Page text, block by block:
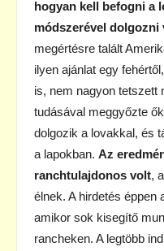
hogyan kell befogni a
módszerével dolgozni
megértésre talált
ilyen ajánlat egy
is, nem nagyon tetszett
tudásával meggyőzte
dolgozik a lovakkal, és
a lapokban. Az
ranchtulajdonos volt,
élnek. A hirdetés éppen
amikor sok kisegítő
rancheken. A legtöbb